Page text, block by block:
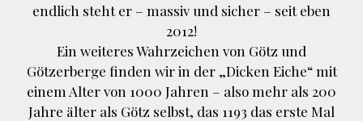
endlich steht er – massiv und sicher – seit eben
2012!
Ein weiteres Wahrzeichen von Götz und
Götzerberge finden wir in der „Dicken Eiche“ mit
einem Alter von 1000 Jahren – also mehr als 200
Jahre älter als Götz selbst, das 1193 das erste Mal